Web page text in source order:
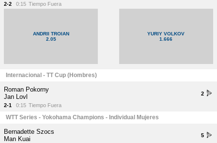
2-2 0:15 Tiempo Fuera
ANDRII TROIAN
2.05
YURIY VOLKOV
1.666
Internacional - TT Cup (Hombres)
2
Roman Pokorny
Jan Lovl
2-1 0:15 Tiempo Fuera
WTT Series - Yokohama Champions - Individual Mujeres
5
Bernadette Szocs
Man Kuai